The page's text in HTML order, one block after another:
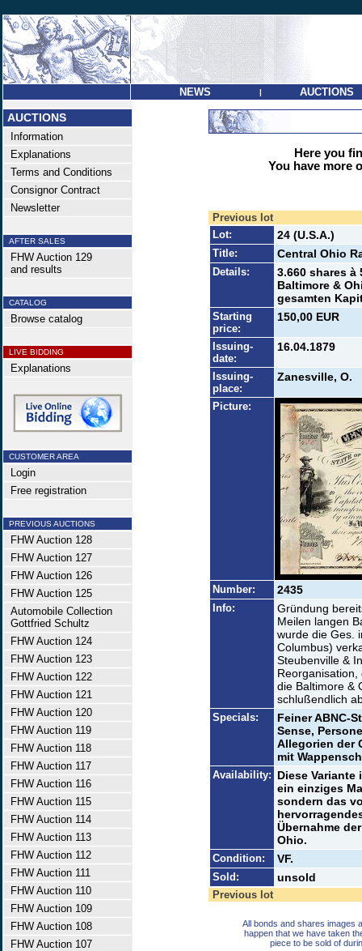
NEWS | AUCTIONS
AUCTIONS
Information
Explanations
Terms and Conditions
Consignor Contract
Newsletter
AFTER SALES
FHW Auction 129
and results
CATALOG
Browse catalog
LIVE BIDDING
Explanations
CUSTOMER AREA
Login
Free registration
PREVIOUS AUCTIONS
FHW Auction 128
FHW Auction 127
FHW Auction 126
FHW Auction 125
Automobile Collection
Gottfried Schultz
FHW Auction 124
FHW Auction 123
FHW Auction 122
FHW Auction 121
FHW Auction 120
FHW Auction 119
FHW Auction 118
FHW Auction 117
FHW Auction 116
FHW Auction 115
FHW Auction 114
FHW Auction 113
FHW Auction 112
FHW Auction 111
FHW Auction 110
FHW Auction 109
FHW Auction 108
FHW Auction 107
Here you
You have more
Previous lot
Lot:
24 (U.S.A.)
Title: Central Ohio
Details:
3.660 shares à
Baltimore &
gesamten
Starting
price:
150,00 EUR
Issuing-
date:
16.04.1879
Issuing-
place:
Zanesville, O.
Picture:
Number: 2435
Info:
Gründung
Meilen langen
wurde die Ges.
Columbus)
Steubenville &
die Baltimore &
schlußendlich
Specials:
Feiner ABNC-
Sense,
Allegorien der
mit
Availability: Diese
ein einziges
sondern das
Übernahme
Ohio.
Condition: VF.
Sold: unsold
Previous lot
All bonds and shares images
happen that we have taken
piece to be sold of